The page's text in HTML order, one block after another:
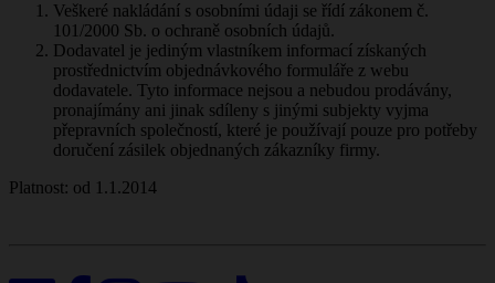
Veškeré nakládání s osobními údaji se řídí zákonem č.
101/2000 Sb. o ochraně osobních údajů.
Dodavatel je jediným vlastníkem informací získaných
prostřednictvím objednávkového formuláře z webu
dodavatele. Tyto informace nejsou a nebudou prodávány,
pronajímány ani jinak sdíleny s jinými subjekty vyjma
přepravních společností, které je používají pouze pro potřeby
doručení zásilek objednaných zákazníky firmy.
Platnost: od 1.1.2014